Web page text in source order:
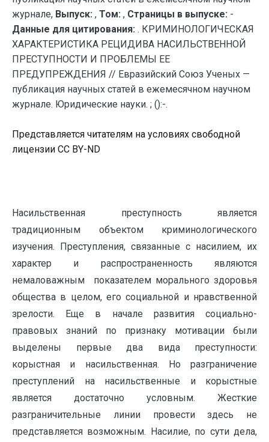
журнале, Выпуск: , Том: , Страницы в выпуске: -
Данные для цитирования: . КРИМИНОЛОГИЧЕСКАЯ
ХАРАКТЕРИСТИКА РЕЦИДИВА НАСИЛЬСТВЕННОЙ
ПРЕСТУПНОСТИ И ПРОБЛЕМЫ ЕЕ
ПРЕДУПРЕЖДЕНИЯ // Евразийский Союз Ученых —
публикация научных статей в ежемесячном научном
журнале. Юридические науки. ; ():-.
Представляется читателям на условиях свободной
лицензии CC BY-ND
Насильственная преступность является
традиционным объектом криминологического
изучения. Преступления, связанные с насилием, их
характер и распространенность являются
немаловажным показателем морального здоровья
общества в целом, его социальной и нравственной
зрелости. Еще в начале развития социально-
правовых знаний по признаку мотивации были
выделены первые два вида преступности:
корыстная и насильственная. Но разграничение
преступлений на насильственные и корыстные
является достаточно условным. Жесткие
разграничительные линии провести здесь не
представляется возможным. Насилие, по сути дела,